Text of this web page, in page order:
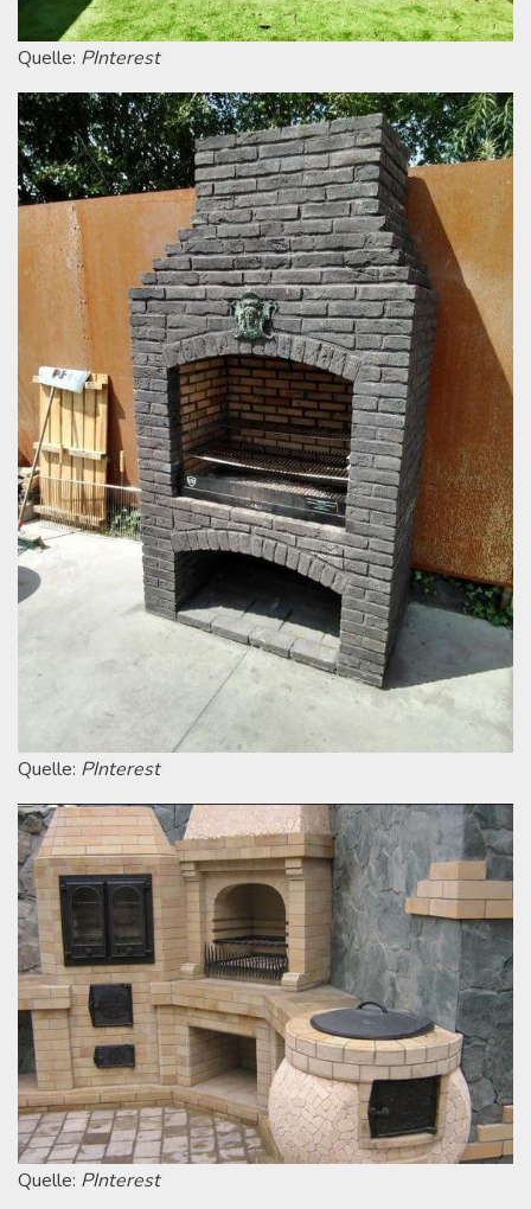
Quelle: PInterest
Quelle: PInterest
Quelle: PInterest